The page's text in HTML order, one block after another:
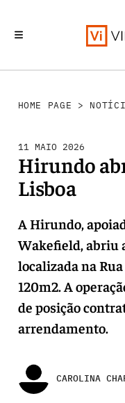
HOME PAGE >
11 MAIO 2026
Hirundo
Lisboa
A Hirundo,
Wakefield, abriu
localizada na
120m2. A
de posição
arrendamento.
CAROLINA